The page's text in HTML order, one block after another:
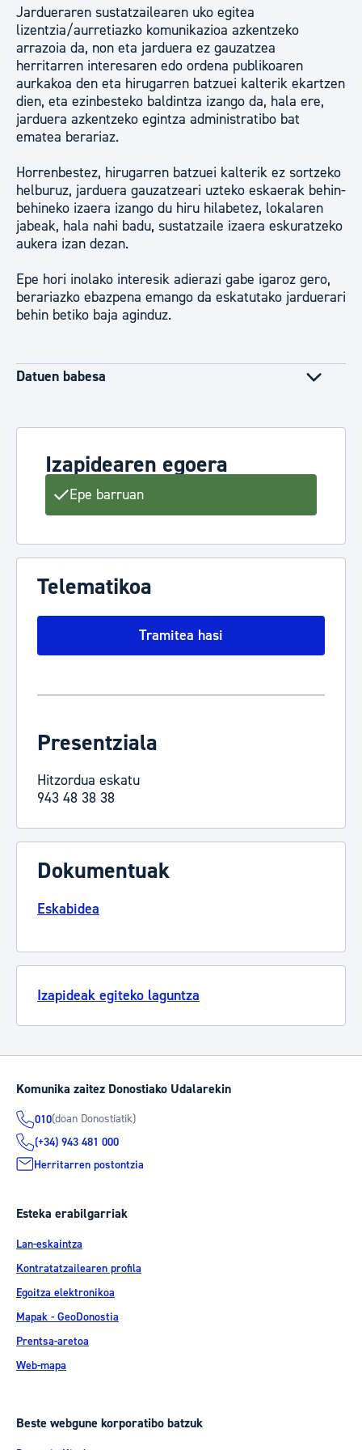
Jardueraren sustatzailearen uko egitea
lizentzia/aurretiazko komunikazioa azkentzeko
arrazoia da, non eta jarduera ez gauzatzea
herritarren interesaren edo ordena publikoaren
aurkakoa den eta hirugarren batzuei kalterik ekartzen
dien, eta ezinbesteko baldintza izango da, hala ere,
jarduera azkentzeko egintza administratibo bat
ematea berariaz.
Horrenbestez, hirugarren batzuei kalterik ez sortzeko
helburuz, jarduera gauzatzeari uzteko eskaerak behin-
behineko izaera izango du hiru hilabetez, lokalaren
jabeak, hala nahi badu, sustatzaile izaera eskuratzeko
aukera izan dezan.
Epe hori inolako interesik adierazi gabe igaroz gero,
berariazko ebazpena emango da eskatutako jarduerari
behin betiko baja aginduz.
Datuen babesa
Izapidearen egoera
Epe barruan
Telematikoa
Tramitea hasi
Presentziala
Hitzordua eskatu
943 48 38 38
Dokumentuak
Eskabidea
Izapideak egiteko laguntza
Komunika zaitez Donostiako Udalarekin
010(doan Donostiatik)
(+34) 943 481 000
Herritarren postontzia
Esteka erabilgarriak
Lan-eskaintza
Kontratatzailearen profila
Egoitza elektronikoa
Mapak - GeoDonostia
Prentsa-aretoa
Web-mapa
Beste webgune korporatibo batzuk